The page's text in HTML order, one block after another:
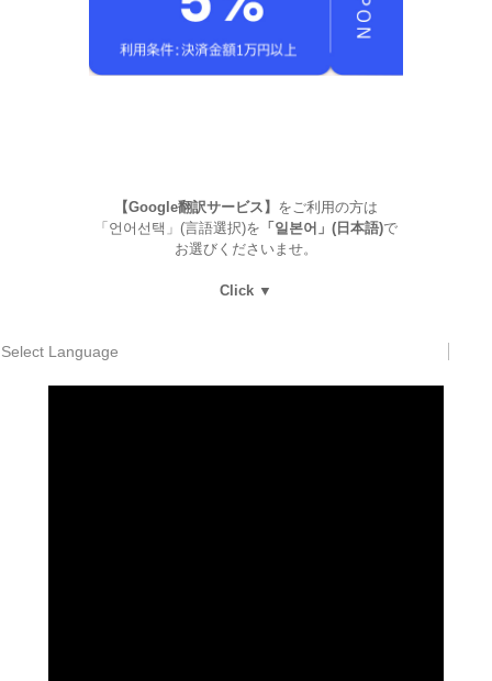
【Google翻訳サービス】 をご利用の方は
「언어선택」(言語選択)を 「일본어」(日本語)で
お選びくださいませ。
Click ▼
Select Language